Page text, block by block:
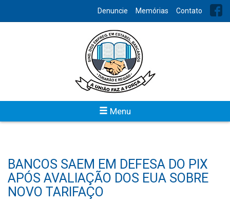
Denuncie Memórias Contato
Menu
BANCOS SAEM EM DEFESA DO PIX
APÓS AVALIAÇÃO DOS EUA SOBRE
NOVO TARIFAÇO